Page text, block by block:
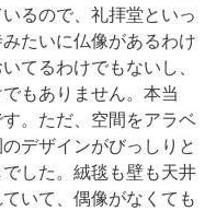
るので、礼拝堂といっ
たいに仏像があるわけ
てるわけでもないし、
もありません。本当
。ただ、空間をアラベ
デザインがびっしりと
した。絨毯も壁も天井
いて、偶像がなくても